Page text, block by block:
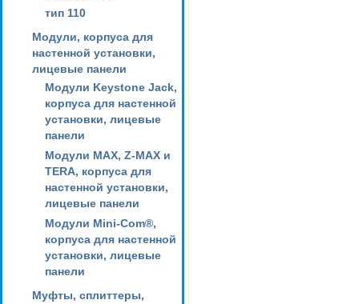
тип 110
Модули, корпуса для
настенной установки,
лицевые панели
Модули Keystone Jack,
корпуса для настенной
установки, лицевые
панели
Модули MAX, Z-MAX и
TERA, корпуса для
настенной установки,
лицевые панели
Модули Mini-Com®,
корпуса для настенной
установки, лицевые
панели
Муфты, сплиттеры,